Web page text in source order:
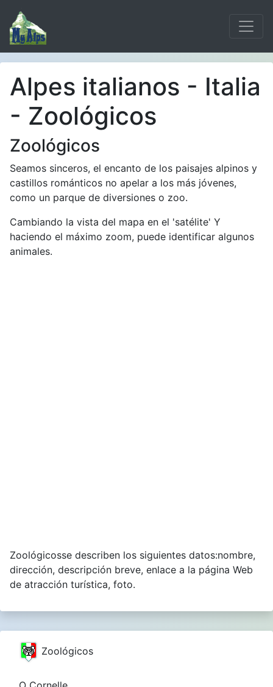
Alpes italianos - Italia
- Zoológicos
Zoológicos
Seamos sinceros, el encanto de los paisajes alpinos y
castillos románticos no apelar a los más jóvenes,
como un parque de diversiones o zoo.
Cambiando la vista del mapa en el 'satélite' Y
haciendo el máximo zoom, puede identificar algunos
animales.
Zoológicosse describen los siguientes datos:nombre,
dirección, descripción breve, enlace a la página Web
de atracción turística, foto.
Zoológicos